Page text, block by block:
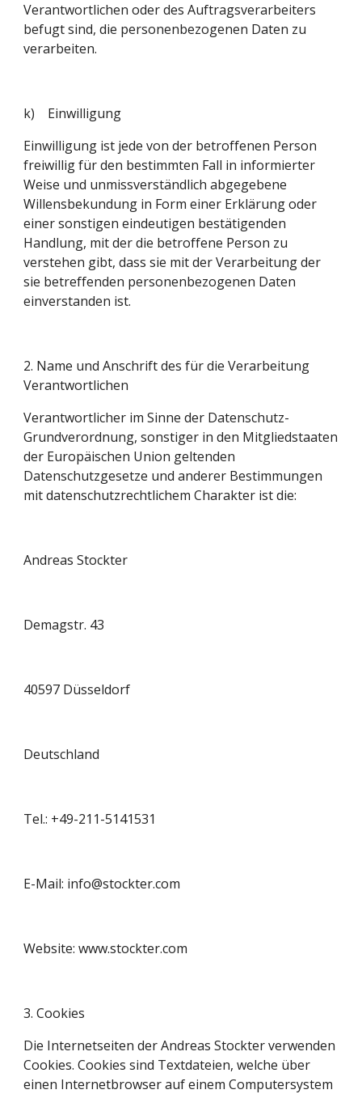
Verantwortlichen oder des Auftragsverarbeiters
befugt sind, die personenbezogenen Daten zu
verarbeiten.
k)    Einwilligung
Einwilligung ist jede von der betroffenen Person
freiwillig für den bestimmten Fall in informierter
Weise und unmissverständlich abgegebene
Willensbekundung in Form einer Erklärung oder
einer sonstigen eindeutigen bestätigenden
Handlung, mit der die betroffene Person zu
verstehen gibt, dass sie mit der Verarbeitung der
sie betreffenden personenbezogenen Daten
einverstanden ist.
2. Name und Anschrift des für die Verarbeitung
Verantwortlichen
Verantwortlicher im Sinne der Datenschutz-
Grundverordnung, sonstiger in den Mitgliedstaaten
der Europäischen Union geltenden
Datenschutzgesetze und anderer Bestimmungen
mit datenschutzrechtlichem Charakter ist die:
Andreas Stockter
Demagstr. 43
40597 Düsseldorf
Deutschland
Tel.: +49-211-5141531
E-Mail: info@stockter.com
Website: www.stockter.com
3. Cookies
Die Internetseiten der Andreas Stockter verwenden
Cookies. Cookies sind Textdateien, welche über
einen Internetbrowser auf einem Computersystem